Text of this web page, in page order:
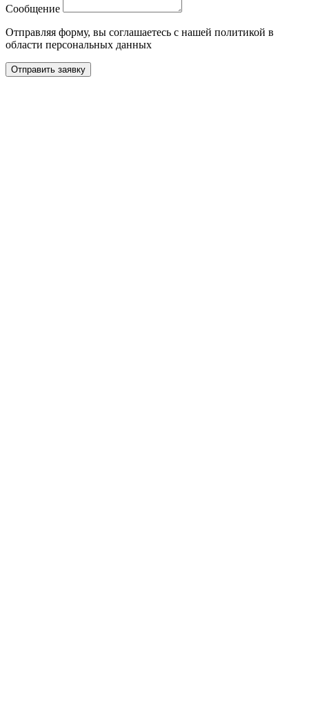
Сообщение
Отправляя форму, вы соглашаетесь с нашей политикой в
области персональных данных
Отправить заявку